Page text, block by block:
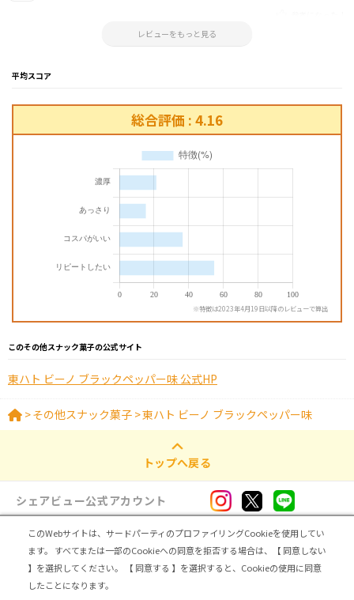
レビューをもっと見る
平均スコア
総合評価 : 4.16
※特徴は2023年4月19日以降のレビューで算出
このその他スナック菓子の公式サイト
東ハト ビーノ ブラックペッパー味 公式HP
>その他スナック菓子 >東ハト ビーノ ブラックペッパー味
トップへ戻る
シェアビュー公式アカウント
ログイン・新規登録
トップ | シェアビューとは レビュアー向け シェアビューインタビュー | カテゴリ一覧
運営会社 | 個人情報の取扱いについて
このWebサイトは、サードパーティのプロファイリングCookieを使用してい
ます。
すべてまたは一部のCookieへの同意を拒否する場合は、【 同意しない
】を選択してください。
【 同意する 】を選択すると、Cookieの使用に同意
したことになります。